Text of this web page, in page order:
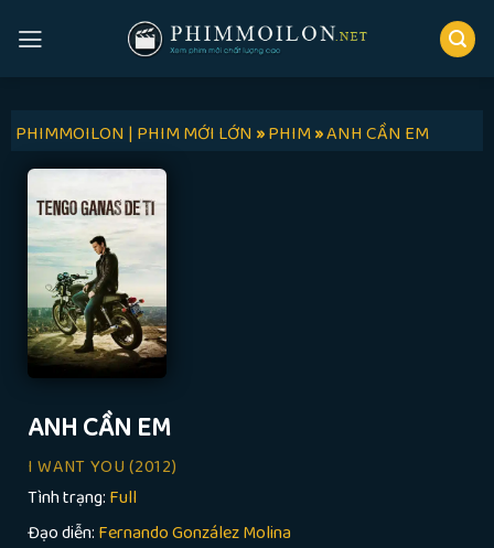
PHIMMOILON | PHIM MỚI LỚN»PHIM»ANH CẦN EM
ANH CẦN EM
I WANT YOU (2012)
Tình trạng: Full
Đạo diễn: Fernando González Molina